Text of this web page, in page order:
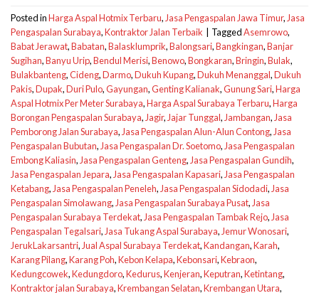
Posted inHarga Aspal Hotmix Terbaru, Jasa Pengaspalan Jawa Timur, Jasa
Pengaspalan Surabaya,Kontraktor Jalan Terbaik TaggedAsemrowo,
Babat Jerawat,Babatan,Balasklumprik,Balongsari,Bangkingan,Banjar
Sugihan,Banyu Urip,Bendul Merisi,Benowo,Bongkaran,Bringin,Bulak,
Bulakbanteng,Cideng,Darmo,Dukuh Kupang,Dukuh Menanggal,Dukuh
Pakis,Dupak,Duri Pulo,Gayungan,Genting Kalianak,Gunung Sari,Harga
Aspal Hotmix Per Meter Surabaya,Harga Aspal Surabaya Terbaru,Harga
Borongan Pengaspalan Surabaya, Jagir, Jajar Tunggal, Jambangan, Jasa
Pemborong Jalan Surabaya, Jasa Pengaspalan Alun-Alun Contong, Jasa
Pengaspalan Bubutan, Jasa Pengaspalan Dr. Soetomo, Jasa Pengaspalan
Embong Kaliasin, Jasa Pengaspalan Genteng, Jasa Pengaspalan Gundih,
Jasa Pengaspalan Jepara, Jasa Pengaspalan Kapasari, Jasa Pengaspalan
Ketabang, Jasa Pengaspalan Peneleh, Jasa Pengaspalan Sidodadi, Jasa
Pengaspalan Simolawang, Jasa Pengaspalan Surabaya Pusat, Jasa
Pengaspalan Surabaya Terdekat, Jasa Pengaspalan Tambak Rejo, Jasa
Pengaspalan Tegalsari, Jasa Tukang Aspal Surabaya, Jemur Wonosari,
JerukLakarsantri, Jual Aspal Surabaya Terdekat,Kandangan,Karah,
Karang Pilang,Karang Poh,Kebon Kelapa,Kebonsari,Kebraon,
Kedungcowek,Kedungdoro,Kedurus,Kenjeran,Keputran,Ketintang,
Kontraktor jalan Surabaya,Krembangan Selatan,Krembangan Utara,